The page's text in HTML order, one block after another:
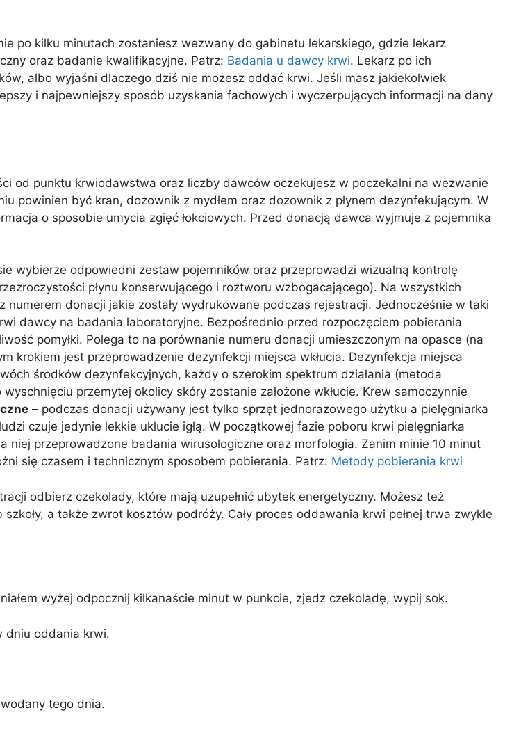
po kilku minutach zostaniesz wezwany do gabinetu lekarskiego, gdzie lekarz
oraz badanie kwalifikacyjne. Patrz: Badania u dawcy krwi. Lekarz po ich
albo wyjaśni dlaczego dziś nie możesz oddać krwi. Jeśli masz jakiekolwiek
i najpewniejszy sposób uzyskania fachowych i wyczerpujących informacji na dany
od punktu krwiodawstwa oraz liczby dawców oczekujesz w poczekalni na wezwanie
powinien być kran, dozownik z mydłem oraz dozownik z płynem dezynfekującym. W
o sposobie umycia zgięć łokciowych. Przed donacją dawca wyjmuje z pojemnika
wybierze odpowiedni zestaw pojemników oraz przeprowadzi wizualną kontrolę
płynu konserwującego i roztworu wzbogacającego). Na wszystkich
donacji jakie zostały wydrukowane podczas rejestracji. Jednocześnie w taki
dawcy na badania laboratoryjne. Bezpośrednio przed rozpoczęciem pobierania
pomyłki. Polega to na porównanie numeru donacji umieszczonym na opasce (na
krokiem jest przeprowadzenie dezynfekcji miejsca wkłucia. Dezynfekcja miejsca
środków dezynfekcyjnych, każdy o szerokim spektrum działania (metoda
przemytej okolicy skóry zostanie założone wkłucie. Krew samoczynnie
– podczas donacji używany jest tylko sprzęt jednorazowego użytku a pielęgniarka
czuje jedynie lekkie ukłucie igłą. W początkowej fazie poboru krwi pielęgniarka
niej przeprowadzone badania wirusologiczne oraz morfologia. Zanim minie 10 minut
się czasem i technicznym sposobem pobierania. Patrz: Metody pobierania krwi
odbierz czekolady, które mają uzupełnić ubytek energetyczny. Możesz też
a także zwrot kosztów podróży. Cały proces oddawania krwi pełnej trwa zwykle
wyżej odpocznij kilkanaście minut w punkcie, zjedz czekoladę, wypij sok.
dniu oddania krwi.
tego dnia.